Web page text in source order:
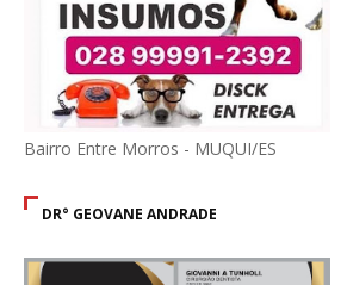
Bairro Entre Morros - MUQUI/ES
DR° GEOVANE ANDRADE